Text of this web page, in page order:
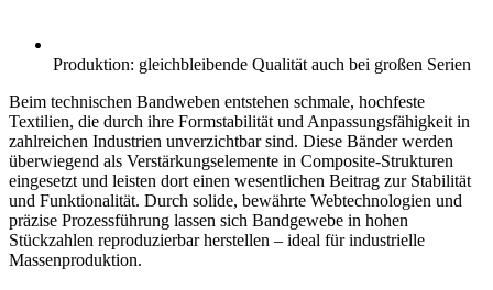
Produktion: gleichbleibende Qualität auch bei großen Serien
Beim technischen Bandweben entstehen schmale, hochfeste
Textilien, die durch ihre Formstabilität und Anpassungsfähigkeit in
zahlreichen Industrien unverzichtbar sind. Diese Bänder werden
überwiegend als Verstärkungselemente in Composite-Strukturen
eingesetzt und leisten dort einen wesentlichen Beitrag zur Stabilität
und Funktionalität. Durch solide, bewährte Webtechnologien und
präzise Prozessführung lassen sich Bandgewebe in hohen
Stückzahlen reproduzierbar herstellen – ideal für industrielle
Massenproduktion.